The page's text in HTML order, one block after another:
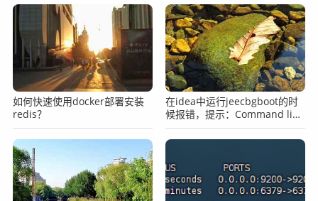
如何快速使用docker部署安装
redis？
在idea中运行jeecbgboot的时
候报错，提示：Command line
is too long怎么办？